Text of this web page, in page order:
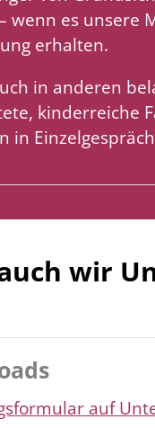
wenn es unsere
erhalten.
in anderen
kinderreiche
in
wir
auf